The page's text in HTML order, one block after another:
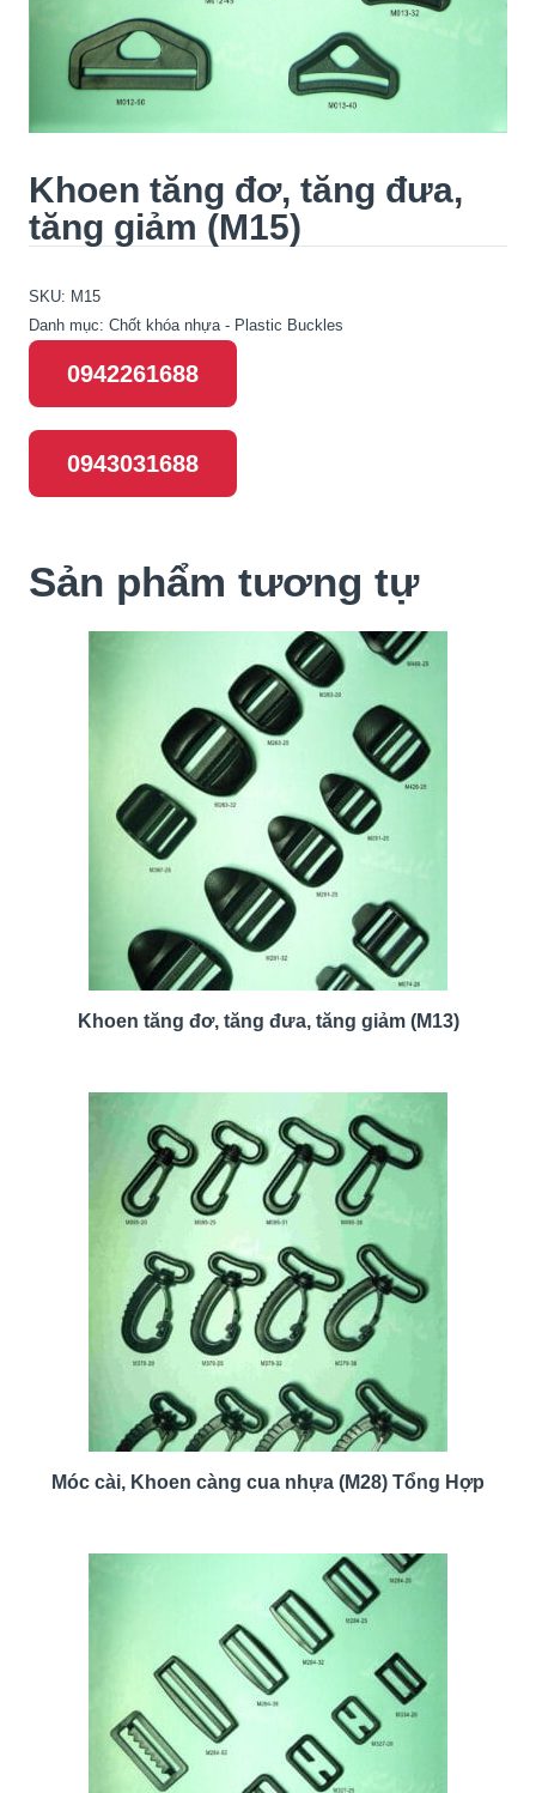
Khoen tăng đơ, tăng đưa,
tăng giảm (M15)
SKU: M15
Danh mục: Chốt khóa nhựa - Plastic Buckles
0942261688
0943031688
Sản phẩm tương tự
Khoen tăng đơ, tăng đưa, tăng giảm (M13)
Móc cài, Khoen càng cua nhựa (M28) Tổng Hợp